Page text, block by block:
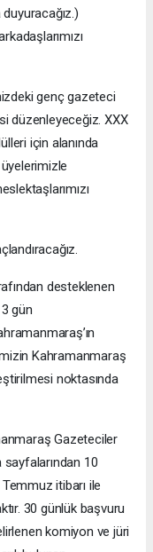
genç gazeteci
düzenleyeceğiz. XXX
için alanında
desteklenen
gün
Kahramanmaraş
noktasında
Gazeteciler
10
itibarı ile
30 günlük başvuru
komiyon ve jüri